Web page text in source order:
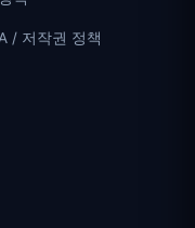
/ 저작권 정책